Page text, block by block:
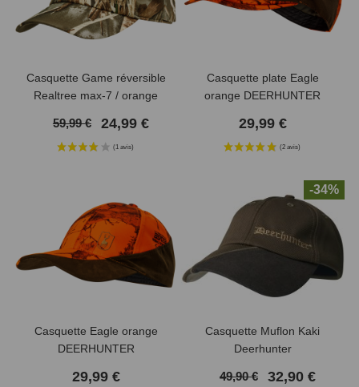
Casquette Game réversible
Realtree max-7 / orange
59,99 € 24,99 €
Casquette plate Eagle
orange DEERHUNTER
29,99 €
Casquette Eagle orange
DEERHUNTER
29,99 €
-34%
Casquette Muflon Kaki
Deerhunter
49,90 € 32,90 €